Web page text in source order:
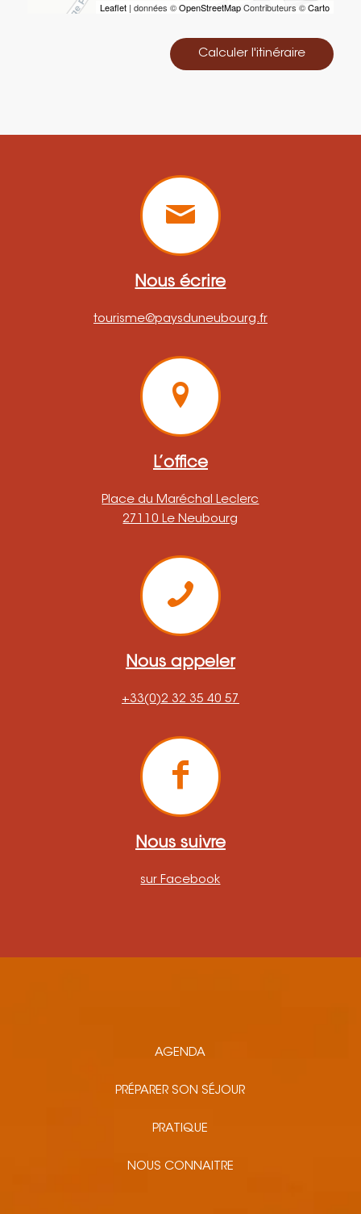
Leaflet | données ©OpenStreetMapContributeurs ©Carto
Calculer l'itinéraire
Nous écrire
tourisme@paysduneubourg.fr
L’office
Place du Maréchal Leclerc
27110 Le Neubourg
Nous appeler
+33(0)2 32 35 40 57
Nous suivre
sur Facebook
AGENDA
PRÉPARER SON SÉJOUR
PRATIQUE
NOUS CONNAITRE